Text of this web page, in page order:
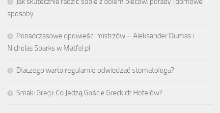
sposoby
Ponadczasowe opowieści mistrzów – Aleksander Dumas i
Nicholas Sparks w Matfel.pl
Dlaczego warto regularnie odwiedzać stomatologa?
Smaki Grecji: Co Jedzą Goście Greckich Hotelów?